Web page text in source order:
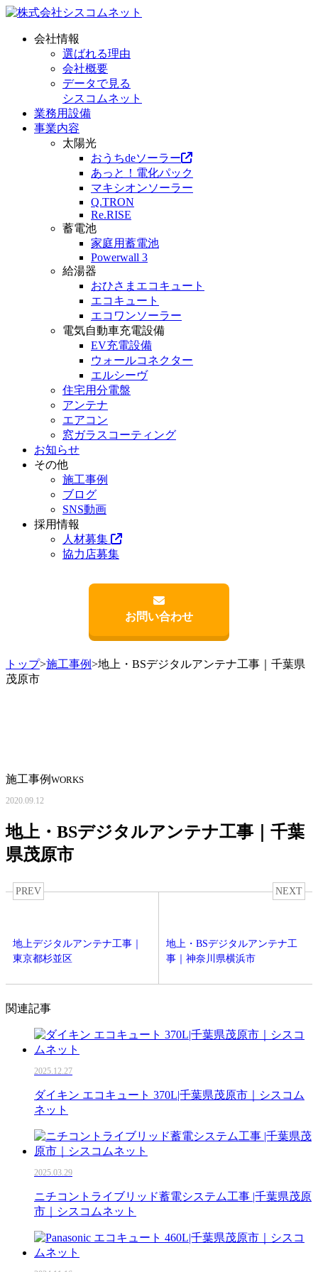
会社情報
選ばれる理由
会社概要
データで見る
シスコムネット
業務用設備
事業内容
太陽光
おうちdeソーラー
あっと！電化パック
マキシオンソーラー
Q.TRON
Re.RISE
蓄電池
家庭用蓄電池
Powerwall 3
給湯器
おひさまエコキュート
エコキュート
エコワンソーラー
電気自動車充電設備
EV充電設備
ウォールコネクター
エルシーヴ
住宅用分電盤
アンテナ
エアコン
窓ガラスコーティング
お知らせ
その他
施工事例
ブログ
SNS動画
採用情報
人材募集
協力店募集
お問い合わせ
トップ>施工事例>地上・BSデジタルアンテナ工事｜千葉県
茂原市
施工事例 WORKS
2020.09.12
地上・BSデジタルアンテナ工事｜千葉
県茂原市
PREV
地上デジタルアンテナ工事｜
東京都杉並区
NEXT
地上・BSデジタルアンテナ工
事｜神奈川県横浜市
関連記事
2025.12.27
ダイキン エコキュート 370L|千葉県茂原市｜シスコム
ネット
2025.03.29
ニチコントライブリッド蓄電システム工事 |千葉県茂原
市｜シスコムネット